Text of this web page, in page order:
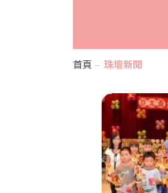
首頁 珠壇新聞